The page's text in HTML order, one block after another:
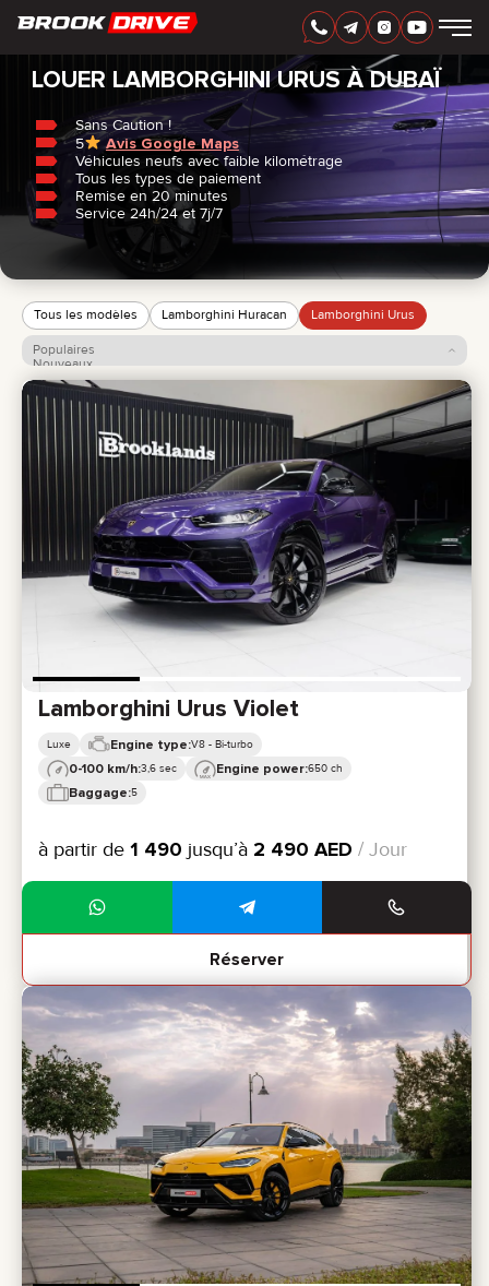
FRANÇAIS AED
MARQUES
PÉRIODE DE LOCATION
MEILLEURES OFFRES
FAQ
CERTIFICATES
PARTENARIAT
LOUEZ-POSSÉDEZ
info@brook-drive.rent
+ 971 52 193 88 88
+ 7 925 283 88 88
Accueil/Lamborghini/Urus
LOUER LAMBORGHINI URUS À DUBAÏ
Sans Caution !
5
Avis Google Maps
Véhicules neufs avec faible kilométrage
Tous les types de paiement
Remise en 20 minutes
Service 24h/24 et 7j/7
Tous les modèles Lamborghini Huracan Lamborghini Urus
Populaires
Nouveaux
Prix: croissant
Prix: décroissant
Lamborghini Urus Violet
Luxe Engine type:V8 - Bi-turbo
0-100 km/h:3,6 sec Engine power:650 ch
Baggage:5
à partir de 1 490 jusqu’à 2 490 AED / Jour
Réserver